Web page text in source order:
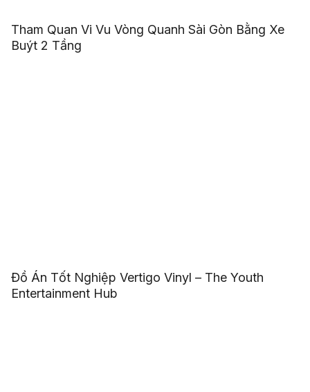
Tham Quan Vi Vu Vòng Quanh Sài Gòn Bằng Xe
Buýt 2 Tầng
Đồ Án Tốt Nghiệp Vertigo Vinyl – The Youth
Entertainment Hub